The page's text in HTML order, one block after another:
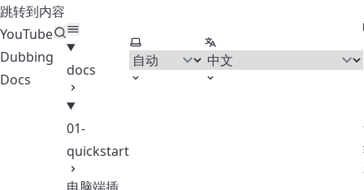
跳转到内容
YouTube
Dubbing
Docs
docs
01-
quickstart
选择主题 选择语言